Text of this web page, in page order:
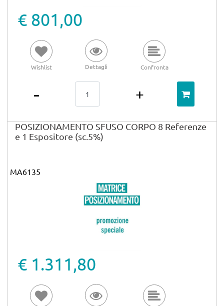
€ 801,00
Wishlist Dettagli Confronta
POSIZIONAMENTO SFUSO CORPO 8 Referenze
e 1 Espositore (sc.5%)
MA6135
€ 1.311,80